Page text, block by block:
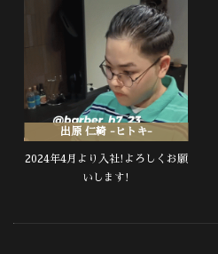
出原 仁綺 -ヒトキ-
2024年4月より入社!よろしくお願
いします!